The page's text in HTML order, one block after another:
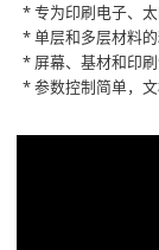
* 专为印刷电子、
* 单层和多层材料
* 屏幕、基材和印
* 参数控制简单，